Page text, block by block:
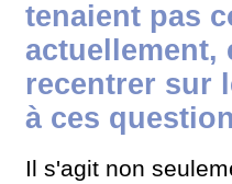
tenaient pas
actuellement,
recentrer sur
à ces
Il s'agit non